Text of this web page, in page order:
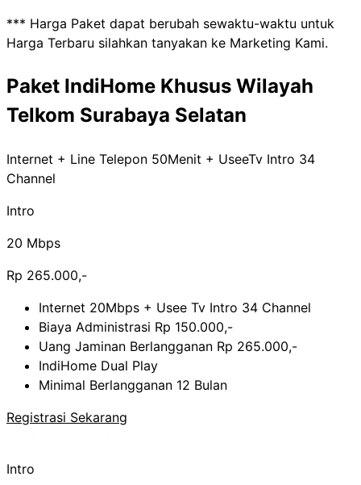
*** Harga Paket dapat berubah sewaktu-waktu untuk
Harga Terbaru silahkan tanyakan ke Marketing Kami.
Paket IndiHome Khusus Wilayah
Telkom Surabaya Selatan
Internet + Line Telepon 50Menit + UseeTv Intro 34
Channel
Intro
20 Mbps
Rp 265.000,-
Internet 20Mbps + Usee Tv Intro 34 Channel
Biaya Administrasi Rp 150.000,-
Uang Jaminan Berlangganan Rp 265.000,-
IndiHome Dual Play
Minimal Berlangganan 12 Bulan
Registrasi Sekarang
Intro